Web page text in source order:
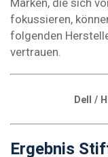
Marken, die sich
fokussieren,
folgenden
vertrauen.
Dell /
Ergebnis